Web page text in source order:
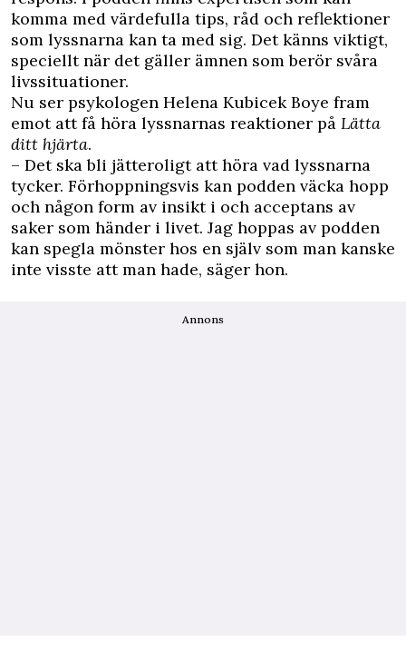
komma med värdefulla tips, råd och reflektioner
som lyssnarna kan ta med sig. Det känns viktigt,
speciellt när det gäller ämnen som berör svåra
livssituationer.
Nu ser psykologen Helena Kubicek Boye fram
emot att få höra lyssnarnas reaktioner på Lätta
ditt hjärta.
– Det ska bli jätteroligt att höra vad lyssnarna
tycker. Förhoppningsvis kan podden väcka hopp
och någon form av insikt i och acceptans av
saker som händer i livet. Jag hoppas av podden
kan spegla mönster hos en själv som man kanske
inte visste att man hade, säger hon.
Annons